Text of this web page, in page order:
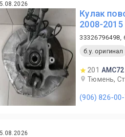
Кулак
2008-2015
33326796498,
б.у. оригинал
201 AMC72
Тюмень,
(906) 826-00-